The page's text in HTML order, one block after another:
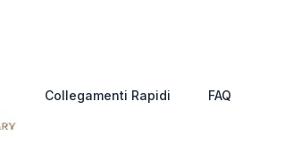
Collegamenti Rapidi FAQ